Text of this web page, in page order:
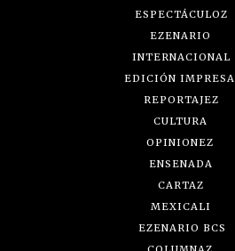
ESPECTÁCULOZ
EZENARIO
INTERNACIONAL
EDICIÓN IMPRESA
REPORTAJEZ
CULTURA
OPINIONEZ
ENSENADA
CARTAZ
MEXICALI
EZENARIO BCS